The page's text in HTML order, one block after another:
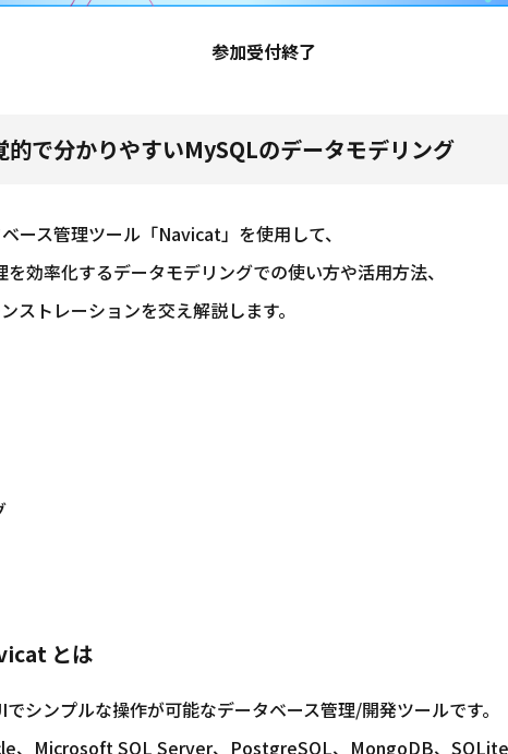
参加受付終了
で分かりやすいMySQLのデータモデリング
ース管理ツール「Navicat」を使用して、
効率化するデータモデリングでの使い方や活用方法、
ストレーションを交え解説します。
とは
シンプルな操作が可能なデータベース管理/開発ツールです。
、Microsoft SQL Server、PostgreSQL、MongoDB、